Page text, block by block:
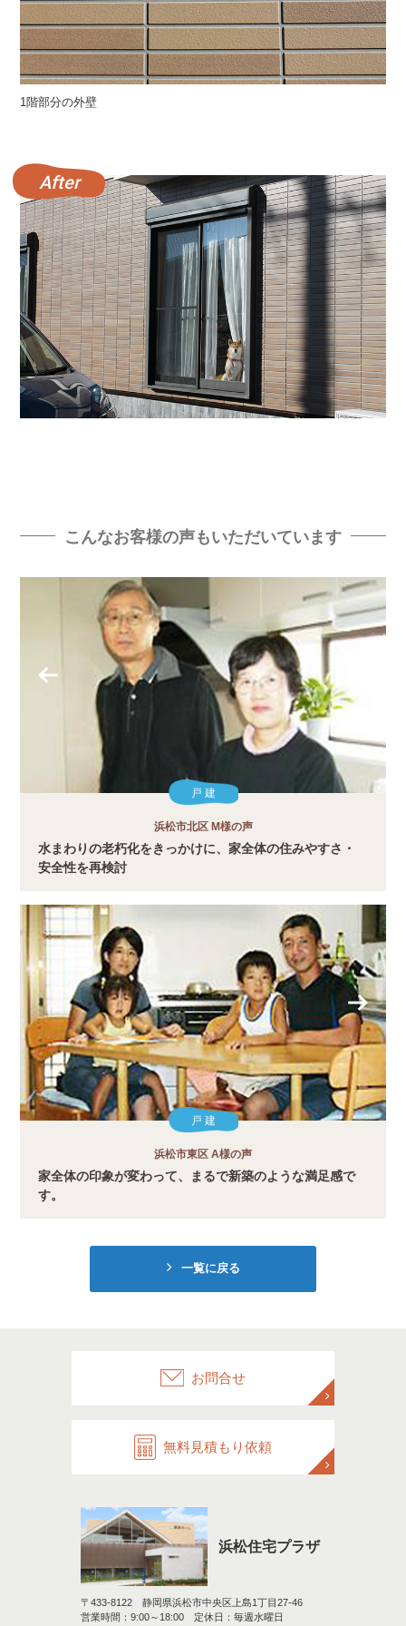
1階部分の外壁
こんなお客様の声もいただいています
戸 建
浜松市北区 M様の声
水まわりの老朽化をきっかけに、家全体の住みやすさ・
安全性を再検討
戸 建
浜松市東区 A様の声
家全体の印象が変わって、まるで新築のような満足感で
す。
一覧に戻る
お問合せ
無料見積もり依頼
浜松住宅プラザ
〒433-8122 静岡県浜松市中央区上島1丁目27-46
営業時間：9:00～18:00 定休日：毎週水曜日